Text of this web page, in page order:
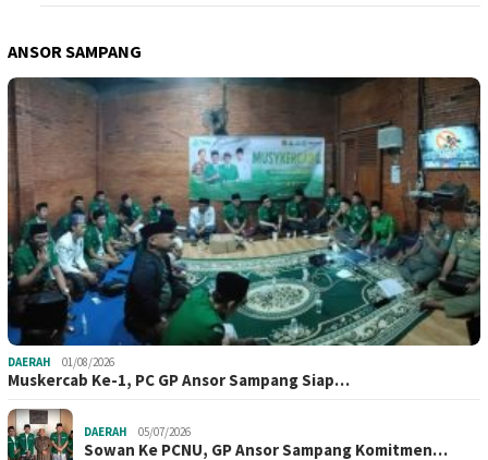
ANSOR SAMPANG
DAERAH 01/08/2026
Muskercab Ke-1, PC GP Ansor Sampang Siap…
DAERAH 05/07/2026
Sowan Ke PCNU, GP Ansor Sampang Komitmen…